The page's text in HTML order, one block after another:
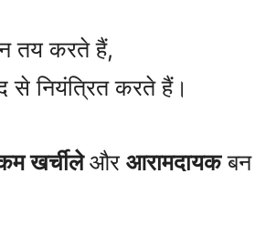
तय करते हैं,
से नियंत्रित करते हैं।
खर्चीलेऔर आरामदायकबन